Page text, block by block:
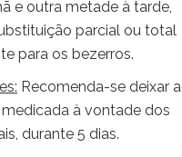
e outra metade à tarde,
parcial ou total
para os bezerros.
Recomenda-se deixar a
à vontade dos
durante 5 dias.